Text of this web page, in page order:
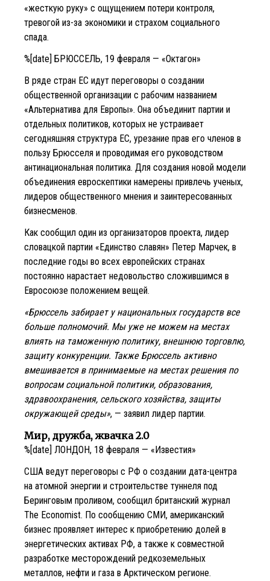
«жесткую руку» с ощущением потери контроля,
тревогой из-за экономики и страхом социального
спада.
%[date] БРЮССЕЛЬ, 19 февраля — «Октагон»
В ряде стран ЕС идут переговоры о создании
общественной организации с рабочим названием
«Альтернатива для Европы». Она объединит партии и
отдельных политиков, которых не устраивает
сегодняшняя структура ЕС, урезание прав его членов в
пользу Брюсселя и проводимая его руководством
антинациональная политика. Для создания новой модели
объединения евроскептики намерены привлечь ученых,
лидеров общественного мнения и заинтересованных
бизнесменов.
Как сообщил один из организаторов проекта, лидер
словацкой партии «Единство славян» Петер Марчек, в
последние годы во всех европейских странах
постоянно нарастает недовольство сложившимся в
Евросоюзе положением вещей.
«Брюссель забирает у национальных государств все
больше полномочий. Мы уже не можем на местах
влиять на таможенную политику, внешнюю торговлю,
защиту конкуренции. Также Брюссель активно
вмешивается в принимаемые на местах решения по
вопросам социальной политики, образования,
здравоохранения, сельского хозяйства, защиты
окружающей среды», — заявил лидер партии.
Мир, дружба, жвачка 2.0
%[date] ЛОНДОН, 18 февраля — «Известия»
США ведут переговоры с РФ о создании дата-центра
на атомной энергии и строительстве туннеля под
Беринговым проливом, сообщил британский журнал
The Economist. По сообщению СМИ, американский
бизнес проявляет интерес к приобретению долей в
энергетических активах РФ, а также к совместной
разработке месторождений редкоземельных
металлов, нефти и газа в Арктическом регионе.